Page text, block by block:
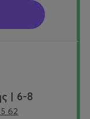
| 6-8
62